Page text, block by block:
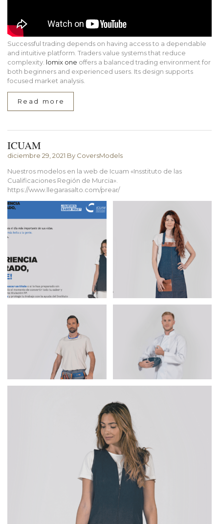
Successful trading depends on having access to a dependable
and intuitive platform. Traders value systems that reduce
complexity. lomix one offers a balanced trading environment for
both beginners and experienced users. Its design supports
focused market analysis.
Read more
ICUAM
diciembre 29, 2021 By CoversModels
Nuestros modelos en la web de Icuam «Insstituto de las
Cualificaciones Región de Murcia».
https://www.llegarasalto.com/prear/